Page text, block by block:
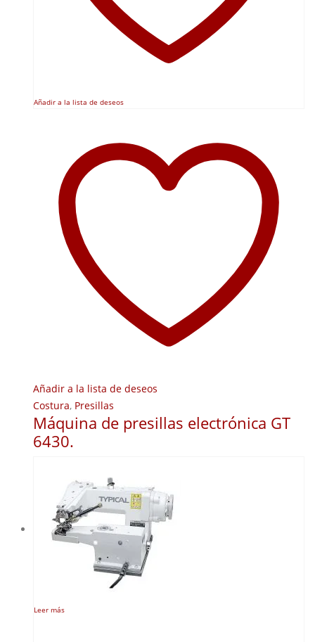
Añadir a la lista de deseos
Añadir a la lista de deseos
Costura, Presillas
Máquina de presillas electrónica GT
6430.
Leer más